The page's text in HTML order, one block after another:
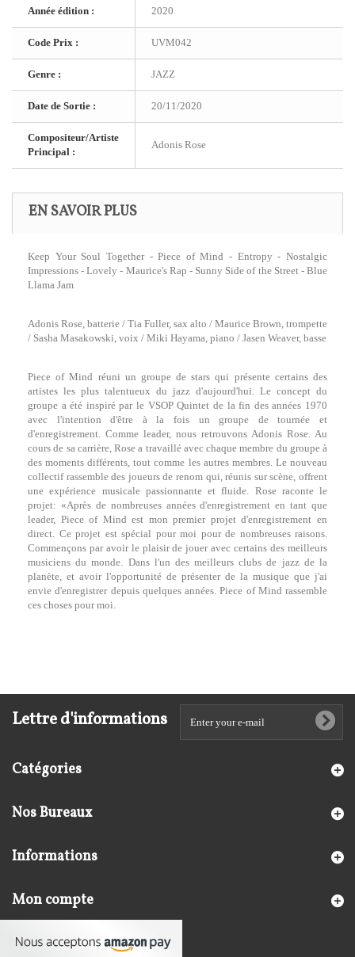
Année édition : 2020
Code Prix : UVM042
Genre : JAZZ
Date de Sortie : 20/11/2020
Compositeur/Artiste
Principal :
Adonis Rose
EN SAVOIR PLUS
Keep Your Soul Together - Piece of Mind - Entropy - Nostalgic
Impressions - Lovely - Maurice's Rap - Sunny Side of the Street - Blue
Llama Jam
Adonis Rose, batterie / Tia Fuller, sax alto / Maurice Brown, trompette
/ Sasha Masakowski, voix / Miki Hayama, piano / Jasen Weaver, basse
Piece of Mind réuni un groupe de stars qui présente certains des
artistes les plus talentueux du jazz d'aujourd'hui. Le concept du
groupe a été inspiré par le VSOP Quintet de la fin des années 1970
avec l'intention d'être à la fois un groupe de tournée et
d'enregistrement. Comme leader, nous retrouvons Adonis Rose. Au
cours de sa carrière, Rose a travaillé avec chaque membre du groupe à
des moments différents, tout comme les autres membres. Le nouveau
collectif rassemble des joueurs de renom qui, réunis sur scène, offrent
une expérience musicale passionnante et fluide. Rose raconte le
projet: «Après de nombreuses années d'enregistrement en tant que
leader, Piece of Mind est mon premier projet d'enregistrement en
direct. Ce projet est spécial pour moi pour de nombreuses raisons.
Commençons par avoir le plaisir de jouer avec certains des meilleurs
musiciens du monde. Dans l'un des meilleurs clubs de jazz de la
planète, et avoir l'opportunité de présenter de la musique que j'ai
envie d'enregistrer depuis quelques années. Piece of Mind rassemble
ces choses pour moi.
Lettre d'informations
Catégories
Nos Bureaux
Informations
Mon compte